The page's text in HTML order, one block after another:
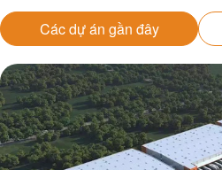
Các dự án gần đây